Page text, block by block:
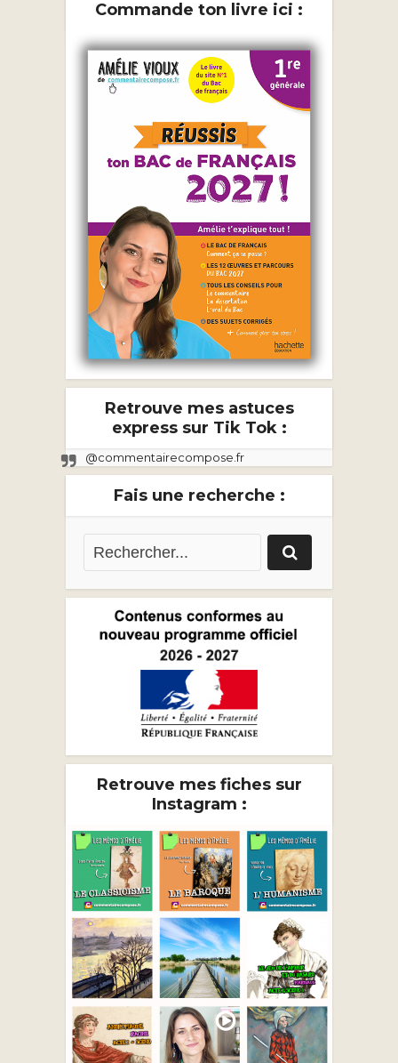
Commande ton livre ici :
Retrouve mes astuces
express sur Tik Tok :
@commentairecompose.fr
Fais une recherche :
Retrouve mes fiches sur
Instagram :